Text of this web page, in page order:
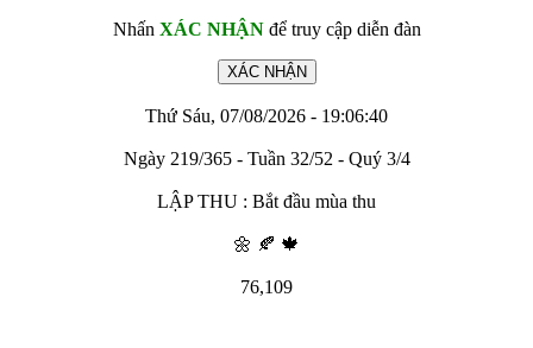
Nhấn XÁC NHẬNđể truy cập diễn đàn
Thứ Sáu, 07/08/2026 - 19:06:40
Ngày 219/365 - Tuần 32/52 - Quý 3/4
LẬP THU : Bắt đầu mùa thu
🌼 🍂 🍁
76,109